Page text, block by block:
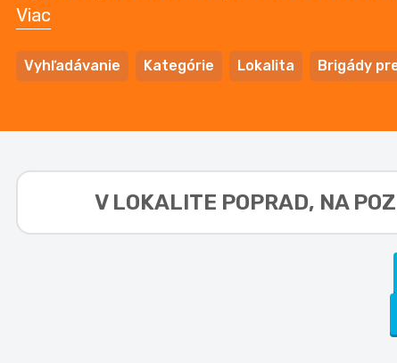
Viac
Vyhľadávanie Kategórie Lokalita Brigády
V LOKALITE POPRAD, NA